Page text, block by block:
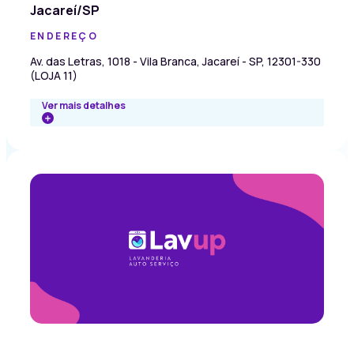
Jacareí/SP
ENDEREÇO
Av. das Letras, 1018 - Vila Branca, Jacareí - SP, 12301-330
(LOJA 11)
Ver mais detalhes